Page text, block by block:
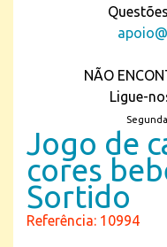
NÃO
Ligue-
Jogo de
cores
Sortido
Referência: 10994